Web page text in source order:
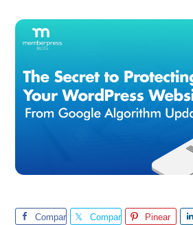
Compar
Compar
Pinear